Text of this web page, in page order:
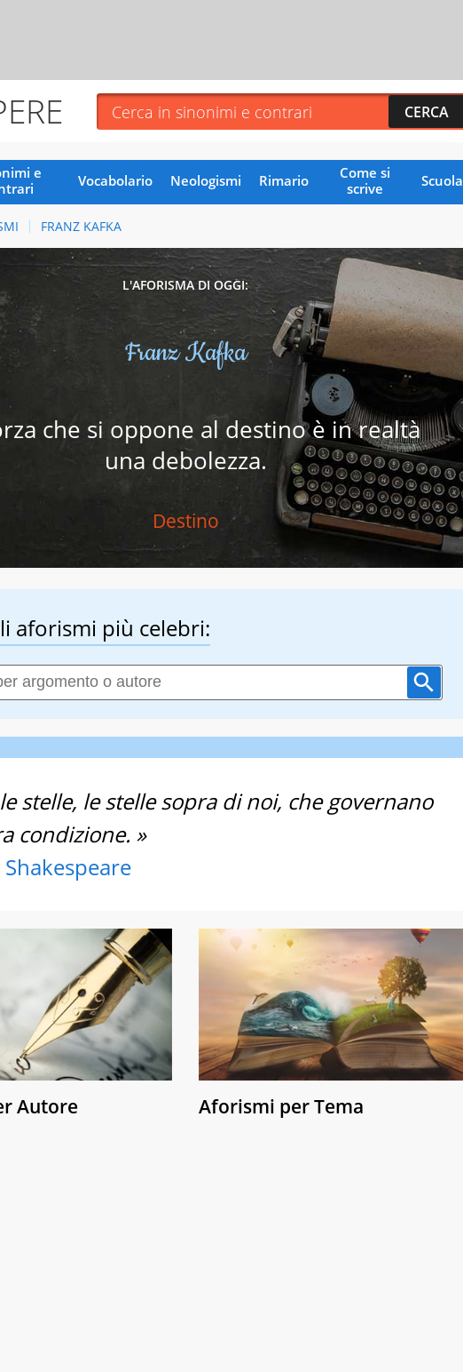
e
Vocabolario Neologismi Rimario
Come si
scrive
Scuola
FRANZ KAFKA
L'AFORISMA DI OGGI:
Franz Kafka
che si oppone al destino è in realtà
una debolezza.
Destino
aforismi più celebri:
stelle, le stelle sopra di noi, che governano
condizione. »
Autore Aforismi per Tema